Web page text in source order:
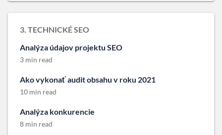
3. TECHNICKÉ SEO
Analýza údajov projektu SEO
3 min read
Ako vykonať audit obsahu v roku 2021
10 min read
Analýza konkurencie
8 min read